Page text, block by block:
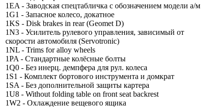
1EA - Заводская спецтабличка с обозначением модели а/м
1G1 - Запасное колесо, докатное
1KS - Disk brakes in rear (Geomet D)
1N3 - Усилитель рулевого управления, зависимый от
скорости автомобиля (Servotronic)
1NL - Trims for alloy wheels
1PA - Стандартные колёсные болты
1Q0 - Без инерц. демпфера для рул. колеса
1S1 - Комплект бортового инструмента и домкрат
1SA - Без дополнительной защиты картера
1U8 - Without folding table on front seat backrest
1W2 - Охлаждение вещевого ящика